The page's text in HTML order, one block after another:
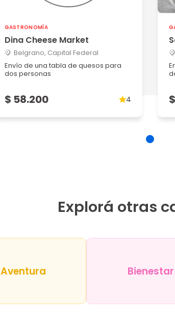
5
GASTRONOMÍA
Dina Cheese Market
Belgrano, Capital Federal
Envío de una tabla de quesos para
dos personas
$ 58.200 4
Explorá otras
Aventura Bienestar